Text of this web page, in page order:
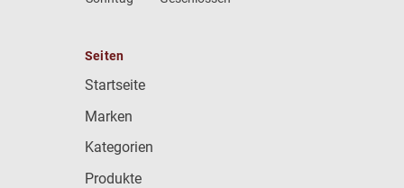
Seiten
Startseite
Marken
Kategorien
Produkte